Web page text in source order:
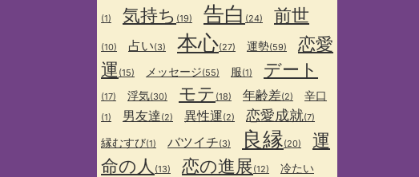
(1) 気持ち (19) 告白 (24) 前世
(10) 占い(3) 本心(27) 運勢(59)
恋愛
運 (15) メッセージ(55) 服(1) デート
(17) 浮気(30) モテ (18) 年齢差(2) 辛口
(1) 男友達(2) 異性運(2) 恋愛成就(7)
縁むすび(1) バツイチ(3) 良縁(20)
運
命の人 (13) 恋の進展(12) 冷たい